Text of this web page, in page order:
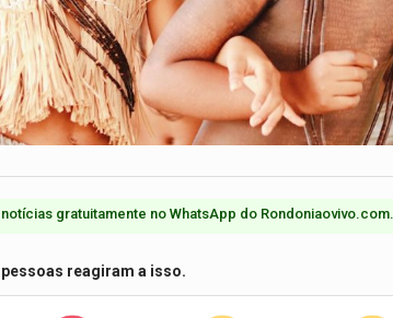
gratuitamente no WhatsApp do Rondoniaovivo.com.​
pessoas reagiram a isso.